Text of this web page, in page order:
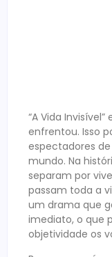
“A Vida
enfrentou. Isso
espectadores
mundo. Na
separam por
passam toda a
um drama que
imediato, o que
objetividade os